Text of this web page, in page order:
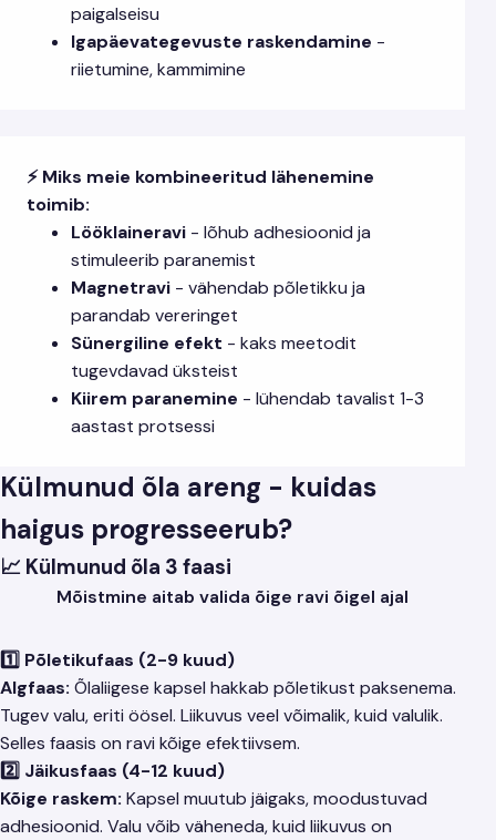
paigalseisu
Igapäevategevuste raskendamine -
riietumine, kammimine
⚡ Miks meie kombineeritud lähenemine
toimib:
Lööklaineravi - lõhub adhesioonid ja
stimuleerib paranemist
Magnetravi - vähendab põletikku ja
parandab vereringet
Sünergiline efekt - kaks meetodit
tugevdavad üksteist
Kiirem paranemine - lühendab tavalist 1-3
aastast protsessi
Külmunud õla areng - kuidas
haigus progresseerub?
📈 Külmunud õla 3 faasi
Mõistmine aitab valida õige ravi õigel ajal
1️⃣ Põletikufaas (2-9 kuud)
Algfaas: Õlaliigese kapsel hakkab põletikust paksenema.
Tugev valu, eriti öösel. Liikuvus veel võimalik, kuid valulik.
Selles faasis on ravi kõige efektiivsem.
2️⃣ Jäikusfaas (4-12 kuud)
Kõige raskem: Kapsel muutub jäigaks, moodustuvad
adhesioonid. Valu võib väheneda, kuid liikuvus on